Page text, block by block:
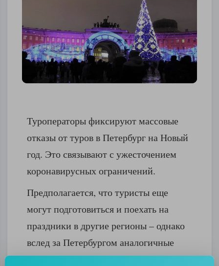
Туроператоры фиксируют массовые
отказы от туров в Петербург на Новый
год. Это связывают с ужесточением
коронавирусных ограничений.
Предполагается, что туристы еще
могут подготовиться и поехать на
праздники в другие регионы – однако
вслед за Петербургом аналогичные
меры могут принять и в других